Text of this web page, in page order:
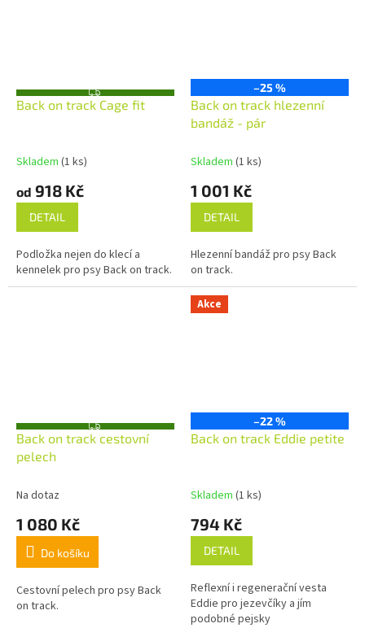
Z
D
A
Back on track Cage fit
Skladem (1 ks)
od 918 Kč
DETAIL
Podložka nejen do klecí a
kennelek pro psy Back on track.
–25 %
Back on track hlezenní
bandáž - pár
Skladem (1 ks)
1 001 Kč
DETAIL
Hlezenní bandáž pro psy Back
on track.
Z
D
A
Back on track cestovní
pelech
Na dotaz
1 080 Kč
Do košíku
Cestovní pelech pro psy Back
on track.
Akce
–22 %
Back on track Eddie petite
Skladem (1 ks)
794 Kč
DETAIL
Reflexní i regenerační vesta
Eddie pro jezevčíky a jím
podobné pejsky